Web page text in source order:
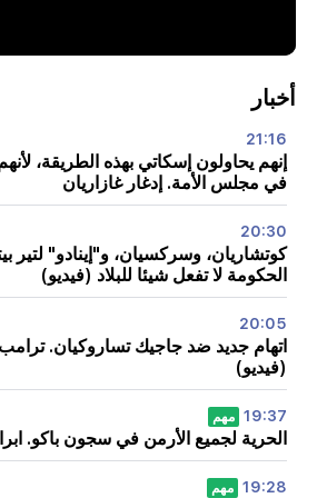
أخبار
21:16
إنهم يحاولون إسكاتي بهذه الطريقة،
في مجلس الأمة. إدغار غازاريان
20:30
كوتشاريان، وسركسيان، و"إينادو" لتير
الحكومة لا تفعل شيئا للبلاد (فيديو)
20:05
اتهام جديد ضد جاجيك تساروكيان. ترامب
(فيديو)
19:37 مهم
الحرية لجميع الأرمن في سجون باكو.
19:28 مهم